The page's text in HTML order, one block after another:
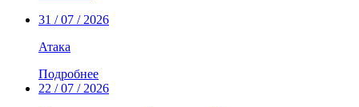
31 / 07 / 2026
Атака
Подробнее
22 / 07 / 2026